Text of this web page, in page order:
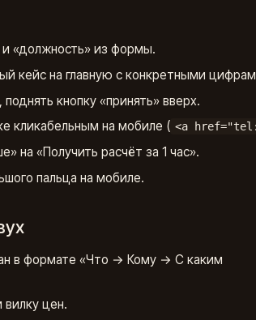
и «должность» из формы.
кейс на главную с конкретными
кнопку «принять» вверх.
кликабельным на мобиле ( <a
на «Получить расчёт за 1 час».
пальца на мобиле.
в формате «Что → Кому → С каким
вилку цен.